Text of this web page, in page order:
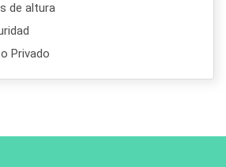
de altura
Privado